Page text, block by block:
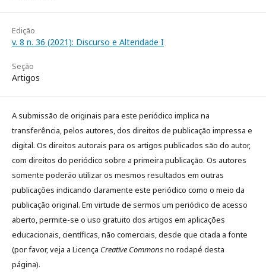
Edição
v. 8 n. 36 (2021): Discurso e Alteridade I
Seção
Artigos
A submissão de originais para este periódico implica na
transferência, pelos autores, dos direitos de publicação impressa e
digital. Os direitos autorais para os artigos publicados são do autor,
com direitos do periódico sobre a primeira publicação. Os autores
somente poderão utilizar os mesmos resultados em outras
publicações indicando claramente este periódico como o meio da
publicação original. Em virtude de sermos um periódico de acesso
aberto, permite-se o uso gratuito dos artigos em aplicações
educacionais, científicas, não comerciais, desde que citada a fonte
(por favor, veja a Licença Creative Commonsno rodapé desta
página).